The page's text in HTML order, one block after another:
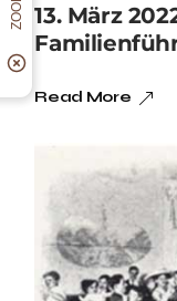
13. März
Read More